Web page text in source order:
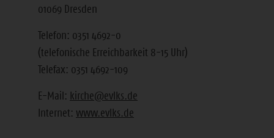
01069 Dresden
Telefon: 0351 4692-0
(telefonische Erreichbarkeit 8-15 Uhr)
Telefax: 0351 4692-109
E-Mail: kirche@evlks.de
Internet: www.evlks.de